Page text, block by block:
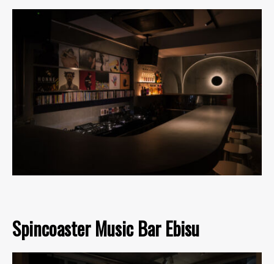
Spincoaster Music Bar Ebisu